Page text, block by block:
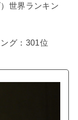
世界ランキン
グ：301位